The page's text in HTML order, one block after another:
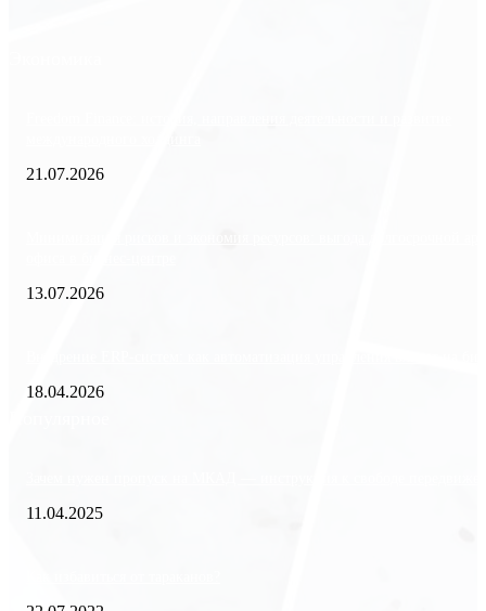
21.07.2026
13.07.2026
18.04.2026
11.04.2025